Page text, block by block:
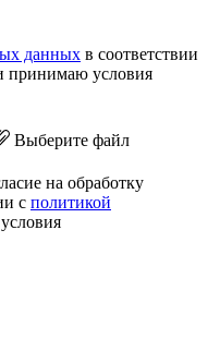
данных в соответствии
принимаю условия
Выберите файл
на обработку
с политикой